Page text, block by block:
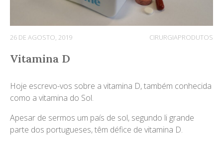
26 DE AGOSTO, 2019 CIRURGIAPRODUTOS
Vitamina D
Hoje escrevo-vos sobre a vitamina D, também conhecida
como a vitamina do Sol.
Apesar de sermos um país de sol, segundo li grande
parte dos portugueses, têm défice de vitamina D.